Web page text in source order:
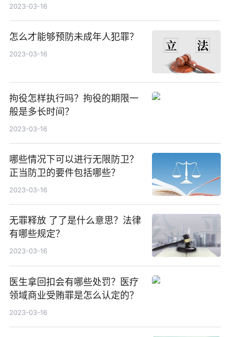
2023-03-16
怎么才能够预防未成年人犯罪？
2023-03-16
拘役怎样执行吗？拘役的期限一
般是多长时间？
2023-03-16
哪些情况下可以进行无限防卫？
正当防卫的要件包括哪些？
2023-03-16
无罪释放 了了是什么意思？法律
有哪些规定？
2023-03-16
医生拿回扣会有哪些处罚？医疗
领域商业受贿罪是怎么认定的？
2023-03-16